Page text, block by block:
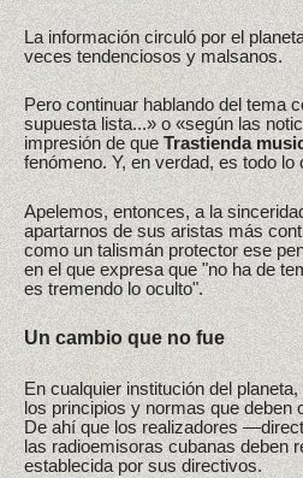
La información circuló por el
veces tendenciosos y malsanos.
Pero continuar hablando del tema
supuesta lista...» o «según las
impresión de queTrastienda
fenómeno. Y, en verdad, es todo lo
Apelemos, entonces, a la
apartarnos de sus aristas más
como un talismán protector ese
en el que expresa que "no ha de
es tremendo lo oculto".
Un cambio que no fue
En cualquier institución del
los principios y normas que deben
De ahí que los realizadores
las radioemisoras cubanas deben
establecida por sus directivos.